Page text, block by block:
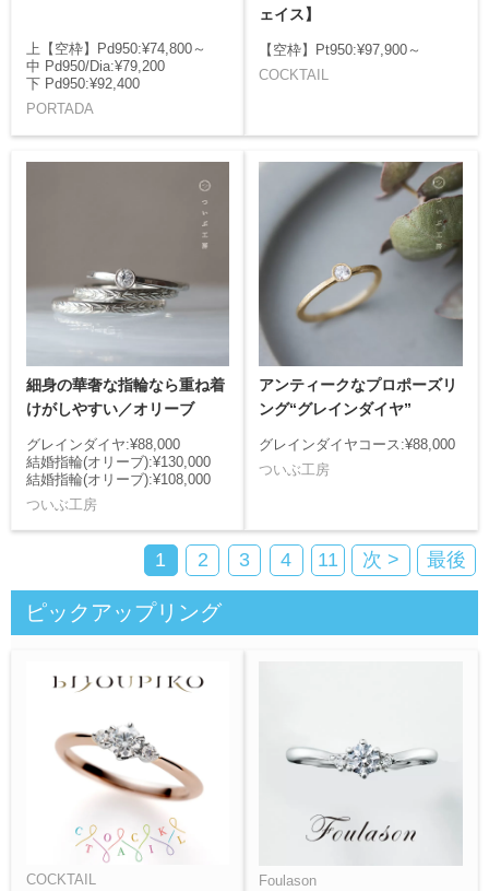
上【空枠】Pd950:¥74,800～
中 Pd950/Dia:¥79,200
下 Pd950:¥92,400
PORTADA
ェイス】
【空枠】Pt950:¥97,900～
COCKTAIL
細身の華奢な指輪なら重ね着
けがしやすい／オリーブ
グレインダイヤ:¥88,000
結婚指輪(オリーブ):¥130,000
結婚指輪(オリーブ):¥108,000
ついぶ工房
アンティークなプロポーズリ
ング“グレインダイヤ”
グレインダイヤコース:¥88,000
ついぶ工房
1 2 3 4 11 次 > 最後
ピックアップリング
COCKTAIL
Foulason